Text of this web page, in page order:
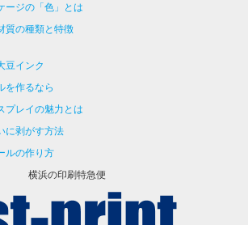
ージの「色」とは
質の種類と特徴
豆インク
を作るなら
プレイの魅力とは
に剥がす方法
ルの作り方
横浜の印刷特急便